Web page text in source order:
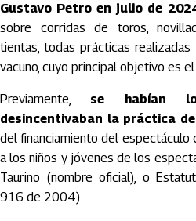
Gustavo Petro en julio de
sobre corridas de toros,
tientas, todas prácticas
vacuno, cuyo principal objetivo es
Previamente, se habían
desincentivaban la práctica
del financiamiento del
a los niños y jóvenes de los
Taurino (nombre oficial), o
916 de 2004).